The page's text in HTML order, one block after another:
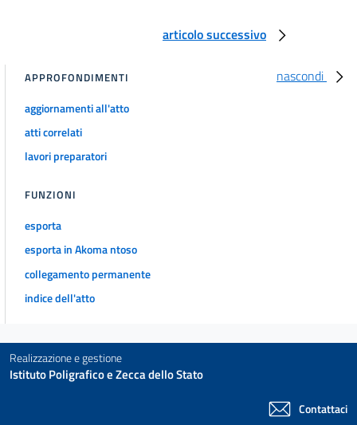
articolo successivo
nascondi
APPROFONDIMENTI
aggiornamenti all'atto
atti correlati
lavori preparatori
FUNZIONI
esporta
esporta in Akoma ntoso
collegamento permanente
indice dell'atto
Realizzazione e gestione
Istituto Poligrafico e Zecca dello Stato
Contattaci